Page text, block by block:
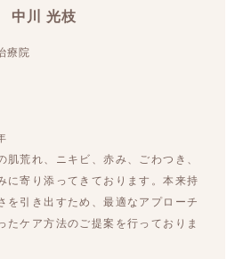
中川 光枝
療院
肌荒れ、ニキビ、赤み、ごわつき、
に寄り添ってきております。本来持
を引き出すため、最適なアプローチ
たケア方法のご提案を行っておりま